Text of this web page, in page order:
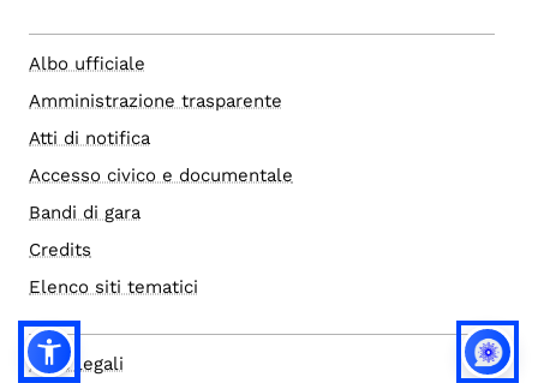
Albo ufficiale
Amministrazione trasparente
Atti di notifica
Accesso civico e documentale
Bandi di gara
Credits
Elenco siti tematici
Note legali